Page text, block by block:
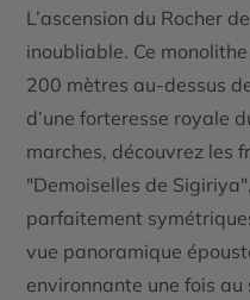
L’ascension du Rocher
inoubliable. Ce
200 mètres au-dessus
d’une forteresse royale
marches, découvrez les
"Demoiselles de
parfaitement
vue panoramique
environnante une fois au